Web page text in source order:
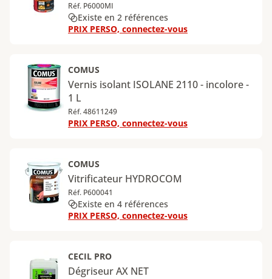
Réf. P6000MI
Existe en 2 références
PRIX PERSO, connectez-vous
COMUS
Vernis isolant ISOLANE 2110 - incolore -
1 L
Réf. 48611249
PRIX PERSO, connectez-vous
COMUS
Vitrificateur HYDROCOM
Réf. P600041
Existe en 4 références
PRIX PERSO, connectez-vous
CECIL PRO
Dégriseur AX NET